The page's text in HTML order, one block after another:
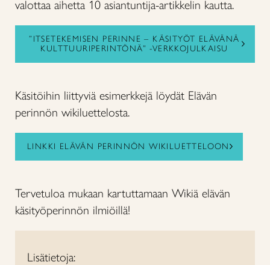
valottaa aihetta 10 asiantuntija-artikkelin kautta.
”ITSETEKEMISEN PERINNE – KÄSITYÖT ELÄVÄNÄ
KULTTUURIPERINTÖNÄ” -VERKKOJULKAISU
Käsitöihin liittyviä esimerkkejä löydät Elävän
perinnön wikiluettelosta.
LINKKI ELÄVÄN PERINNÖN WIKILUETTELOON
Tervetuloa mukaan kartuttamaan Wikiä elävän
käsityöperinnön ilmiöillä!
Lisätietoja: